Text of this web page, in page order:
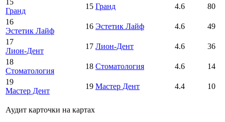
15
Гранд
15 Гранд 4.6
80
16
Эстетик Лайф
16 Эстетик Лайф 4.6
49
17
Лион-Дент
17 Лион-Дент 4.6
36
18
Стоматология
18 Стоматология 4.6
14
19
Мастер Дент
19 Мастер Дент 4.4 10
Аудит карточки на картах